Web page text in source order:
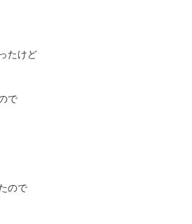
たけど
で
ので